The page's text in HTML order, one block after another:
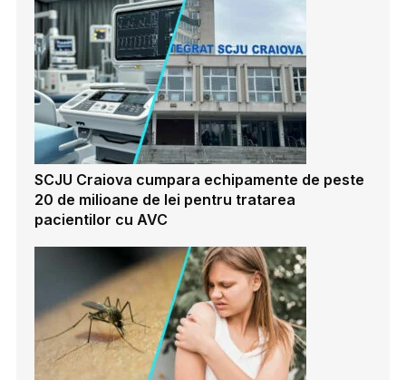
SCJU Craiova cumpara echipamente de peste
20 de milioane de lei pentru tratarea
pacientilor cu AVC